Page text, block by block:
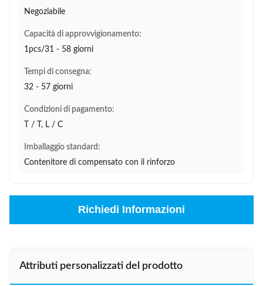
Negoziabile
Capacità di approvvigionamento:
1pcs/31 - 58 giorni
Tempi di consegna:
32 - 57 giorni
Condizioni di pagamento:
T / T, L / C
Imballaggio standard:
Contenitore di compensato con il rinforzo
Richiedi Informazioni
Attributi personalizzati del prodotto